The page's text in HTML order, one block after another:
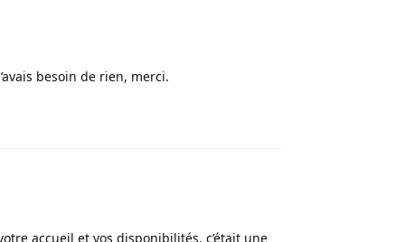
besoin de rien, merci.
accueil et vos disponibilités, c’était une